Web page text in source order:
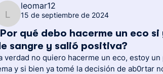
leomar12
leomar12
15 de septiembre de 2024
qué debo hacerme un eco
sangre y salió positiva?
verdad no quiero hacerme un eco, estoy
y si bien ya tomé la decisión de ab0rtar